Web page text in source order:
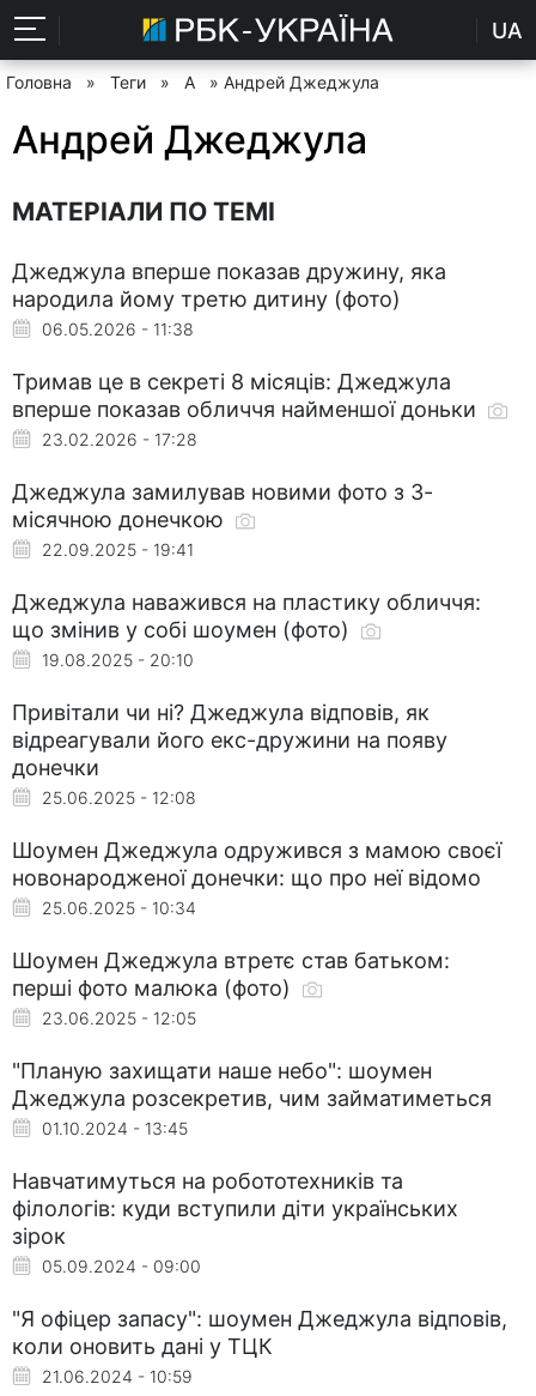
UA
Головна » Теги » А » Андрей Джеджула
Андрей Джеджула
МАТЕРІАЛИ ПО ТЕМІ
Джеджула вперше показав дружину, яка
народила йому третю дитину (фото)
06.05.2026 - 11:38
Тримав це в секреті 8 місяців: Джеджула
вперше показав обличчя найменшої доньки
23.02.2026 - 17:28
Джеджула замилував новими фото з 3-
місячною донечкою
22.09.2025 - 19:41
Джеджула наважився на пластику обличчя:
що змінив у собі шоумен (фото)
19.08.2025 - 20:10
Привітали чи ні? Джеджула відповів, як
відреагували його екс-дружини на появу
донечки
25.06.2025 - 12:08
Шоумен Джеджула одружився з мамою своєї
новонародженої донечки: що про неї відомо
25.06.2025 - 10:34
Шоумен Джеджула втретє став батьком:
перші фото малюка (фото)
23.06.2025 - 12:05
"Планую захищати наше небо": шоумен
Джеджула розсекретив, чим займатиметься
01.10.2024 - 13:45
Навчатимуться на робототехників та
філологів: куди вступили діти українських
зірок
05.09.2024 - 09:00
"Я офіцер запасу": шоумен Джеджула відповів,
коли оновить дані у ТЦК
21.06.2024 - 10:59